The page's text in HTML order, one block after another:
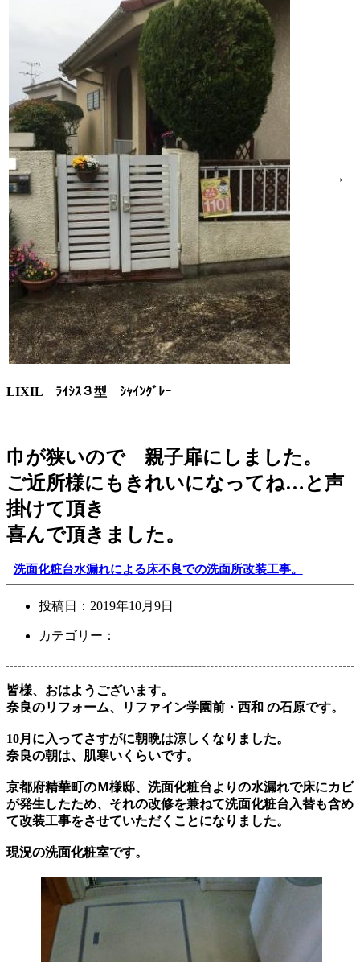
→
LIXIL ﾗｲｼｽ３型 ｼｬｲﾝｸﾞﾚｰ
巾が狭いので 親子扉にしました。
ご近所様にもきれいになってね…と 声
掛けて頂き
喜んで頂きました。
洗面化粧台水漏れによる床不良での洗面所改装工事。
投稿日： 2019年10月9日
カテゴリー：
皆様、おはようございます。
奈良のリフォーム、リファイン学園前・西和 の石原です。
10月に入ってさすがに朝晩は涼しくなりました。
奈良の朝は、肌寒いくらいです。
京都府精華町のＭ様邸、洗面化粧台よりの水漏れで床にカビ
が発生したため、それの改修を兼ねて洗面化粧台入替も含め
て改装工事をさせていただくことになりました。
現況の洗面化粧室です。